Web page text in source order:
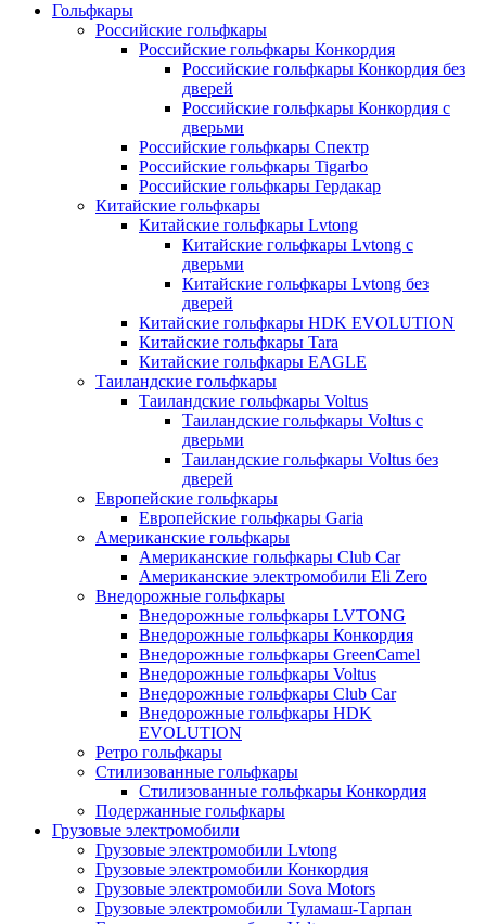
Гольфкары
Российские гольфкары
Российские гольфкары Конкордия
Российские гольфкары Конкордия без
дверей
Российские гольфкары Конкордия с
дверьми
Российские гольфкары Спектр
Российские гольфкары Tigarbo
Российские гольфкары Гердакар
Китайские гольфкары
Китайские гольфкары Lvtong
Китайские гольфкары Lvtong с
дверьми
Китайские гольфкары Lvtong без
дверей
Китайские гольфкары HDK EVOLUTION
Китайские гольфкары Tara
Китайские гольфкары EAGLE
Таиландские гольфкары
Таиландские гольфкары Voltus
Таиландские гольфкары Voltus с
дверьми
Таиландские гольфкары Voltus без
дверей
Европейские гольфкары
Европейские гольфкары Garia
Американские гольфкары
Американские гольфкары Club Car
Американские электромобили Eli Zero
Внедорожные гольфкары
Внедорожные гольфкары LVTONG
Внедорожные гольфкары Конкордия
Внедорожные гольфкары GreenCamel
Внедорожные гольфкары Voltus
Внедорожные гольфкары Club Car
Внедорожные гольфкары HDK
EVOLUTION
Ретро гольфкары
Стилизованные гольфкары
Стилизованные гольфкары Конкордия
Подержанные гольфкары
Грузовые электромобили
Грузовые электромобили Lvtong
Грузовые электромобили Конкордия
Грузовые электромобили Sova Motors
Грузовые электромобили Туламаш-Тарпан